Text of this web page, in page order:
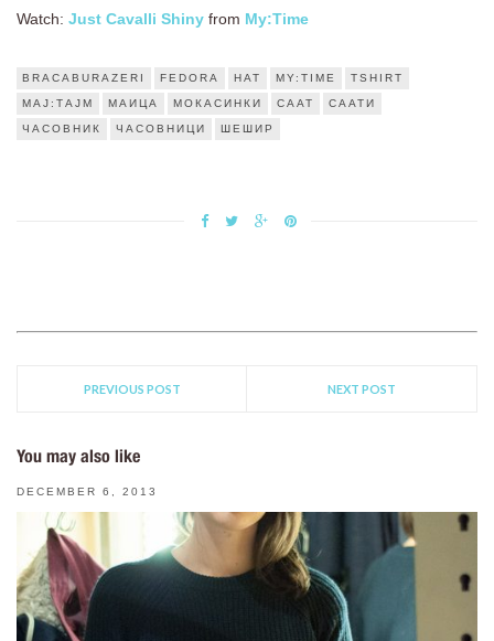
Watch: Just Cavalli Shiny from My:Time
BRACABURAZERI FEDORA HAT MY:TIME TSHIRT
МАЈ:ТАЈМ МАИЦА МОКАСИНКИ СААТ СААТИ
ЧАСОВНИК ЧАСОВНИЦИ ШЕШИР
PREVIOUS POST NEXT POST
You may also like
DECEMBER 6, 2013